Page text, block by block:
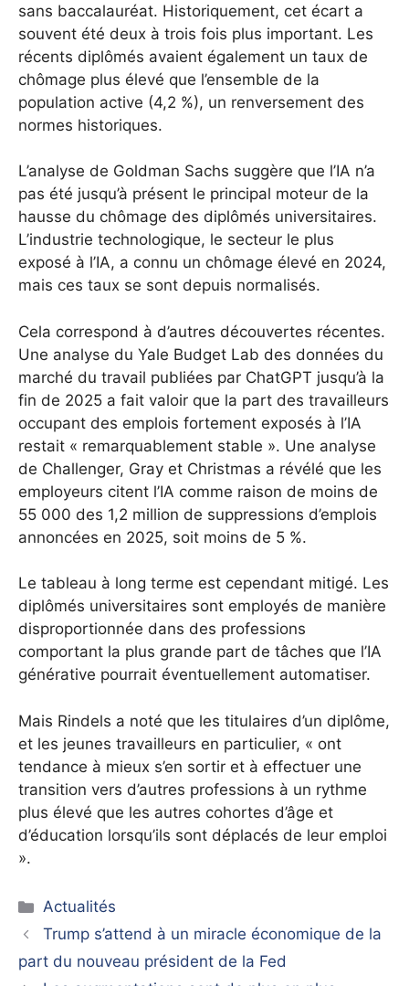
sans baccalauréat. Historiquement, cet écart a
souvent été deux à trois fois plus important. Les
récents diplômés avaient également un taux de
chômage plus élevé que l’ensemble de la
population active (4,2 %), un renversement des
normes historiques.
L’analyse de Goldman Sachs suggère que l’IA n’a
pas été jusqu’à présent le principal moteur de la
hausse du chômage des diplômés universitaires.
L’industrie technologique, le secteur le plus
exposé à l’IA, a connu un chômage élevé en 2024,
mais ces taux se sont depuis normalisés.
Cela correspond à d’autres découvertes récentes.
Une analyse du Yale Budget Lab des données du
marché du travail publiées par ChatGPT jusqu’à la
fin de 2025 a fait valoir que la part des travailleurs
occupant des emplois fortement exposés à l’IA
restait « remarquablement stable ». Une analyse
de Challenger, Gray et Christmas a révélé que les
employeurs citent l’IA comme raison de moins de
55 000 des 1,2 million de suppressions d’emplois
annoncées en 2025, soit moins de 5 %.
Le tableau à long terme est cependant mitigé. Les
diplômés universitaires sont employés de manière
disproportionnée dans des professions
comportant la plus grande part de tâches que l’IA
générative pourrait éventuellement automatiser.
Mais Rindels a noté que les titulaires d’un diplôme,
et les jeunes travailleurs en particulier, « ont
tendance à mieux s’en sortir et à effectuer une
transition vers d’autres professions à un rythme
plus élevé que les autres cohortes d’âge et
d’éducation lorsqu’ils sont déplacés de leur emploi
».
Catégories
Actualités
Trump s’attend à un miracle économique de la
part du nouveau président de la Fed